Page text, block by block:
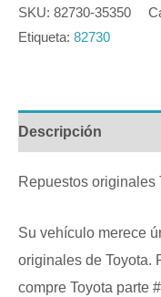
SKU: 82730-35350
Etiqueta: 82730
Descripción
Repuestos originales
Su vehículo merece
originales de Toyota.
compre Toyota parte